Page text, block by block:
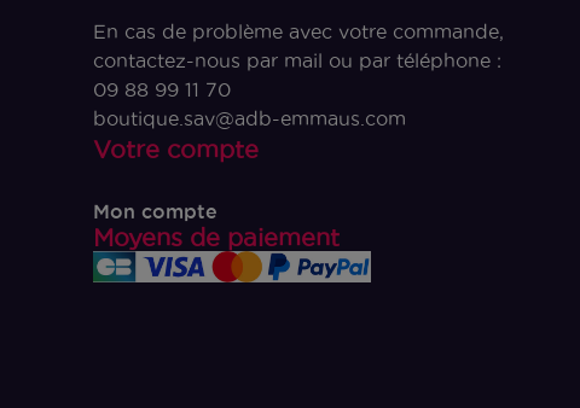
En cas de problème avec votre commande,
contactez-nous par mail ou par téléphone :
09 88 99 11 70
boutique.sav@adb-emmaus.com
Votre compte
Mon compte
Moyens de paiement